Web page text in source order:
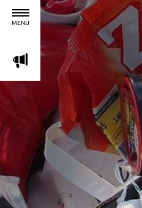
MENÜ
m